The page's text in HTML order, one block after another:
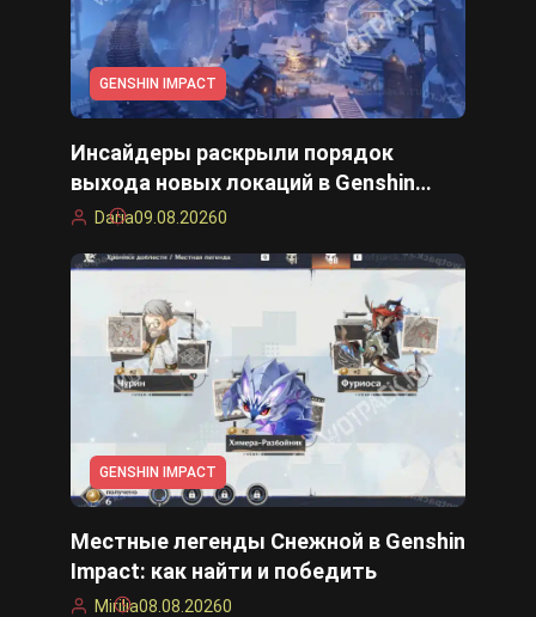
GENSHIN IMPACT
Инсайдеры раскрыли порядок
выхода новых локаций в Genshin
Impact 7.X
Daria09.08.20260
GENSHIN IMPACT
Местные легенды Снежной в Genshin
Impact: как найти и победить
Mirilia08.08.20260